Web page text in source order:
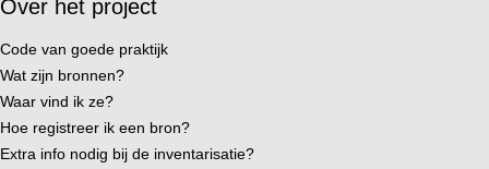
Over het project
Code van goede praktijk
Wat zijn bronnen?
Waar vind ik ze?
Hoe registreer ik een bron?
Extra info nodig bij de inventarisatie?